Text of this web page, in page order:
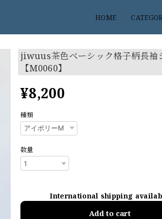
HOME
jiwuus茶色ベーシック格子柄長袖
【M0060】
¥8,200
種類
数量
International shipping
Add to cart